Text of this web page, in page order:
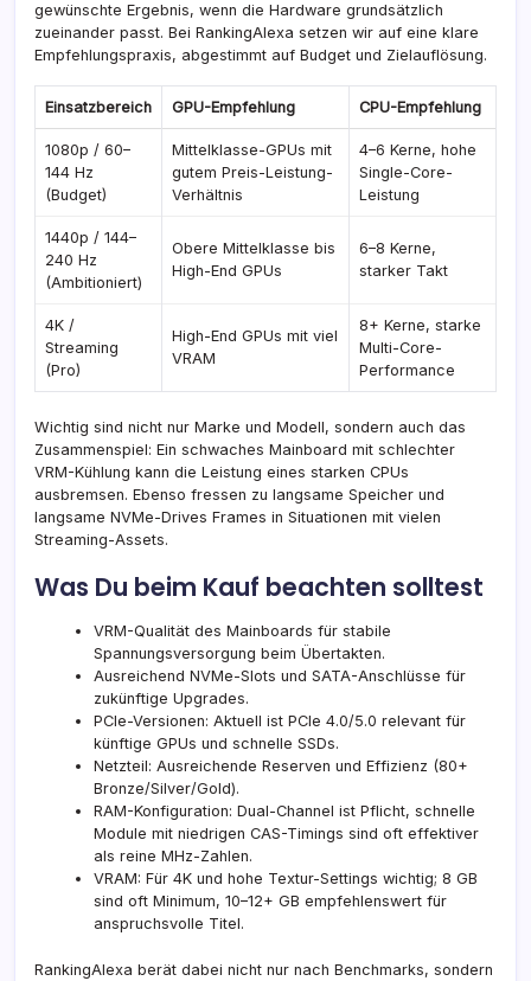
gewünschte Ergebnis, wenn die Hardware grundsätzlich
zueinander passt. Bei RankingAlexa setzen wir auf eine klare
Empfehlungspraxis, abgestimmt auf Budget und Zielauflösung.
Einsatzbereich GPU-Empfehlung CPU-Empfehlung
1080p / 60–
144 Hz
(Budget)
Mittelklasse-GPUs mit
gutem Preis-Leistung-
Verhältnis
4–6 Kerne, hohe
Single-Core-
Leistung
1440p / 144–
240 Hz
(Ambitioniert)
Obere Mittelklasse bis
High-End GPUs
6–8 Kerne,
starker Takt
4K /
Streaming
(Pro)
High-End GPUs mit viel
VRAM
8+ Kerne, starke
Multi-Core-
Performance
Wichtig sind nicht nur Marke und Modell, sondern auch das
Zusammenspiel: Ein schwaches Mainboard mit schlechter
VRM-Kühlung kann die Leistung eines starken CPUs
ausbremsen. Ebenso fressen zu langsame Speicher und
langsame NVMe-Drives Frames in Situationen mit vielen
Streaming-Assets.
Was Du beim Kauf beachten solltest
VRM-Qualität des Mainboards für stabile
Spannungsversorgung beim Übertakten.
Ausreichend NVMe-Slots und SATA-Anschlüsse für
zukünftige Upgrades.
PCIe-Versionen: Aktuell ist PCIe 4.0/5.0 relevant für
künftige GPUs und schnelle SSDs.
Netzteil: Ausreichende Reserven und Effizienz (80+
Bronze/Silver/Gold).
RAM-Konfiguration: Dual-Channel ist Pflicht, schnelle
Module mit niedrigen CAS-Timings sind oft effektiver
als reine MHz-Zahlen.
VRAM: Für 4K und hohe Textur-Settings wichtig; 8 GB
sind oft Minimum, 10–12+ GB empfehlenswert für
anspruchsvolle Titel.
RankingAlexa berät dabei nicht nur nach Benchmarks, sondern